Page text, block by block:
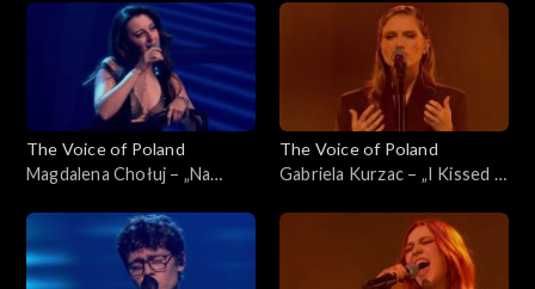
Poland”, Live 1, 8 listopada
8 listopada 2025
The Voice of Poland
Magdalena Chołuj – „Na
Poland”, Live 1, 8 listopada
2025
The Voice of Poland
Gabriela Kurzac – „I Kissed a
Live 1, 8 listopada 2025